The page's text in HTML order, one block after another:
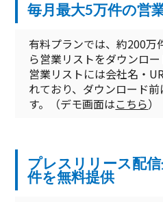
毎月最大5万件の営
有料プランでは、約200万
ら営業リストをダウンロー
営業リストには会社名・
れており、ダウンロード
す。（デモ画面はこちら）
プレスリリース配
件を無料提供